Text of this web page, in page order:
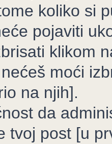
koliko si
pojaviti
klikom
moći
na njih].
da
tvoj post [u